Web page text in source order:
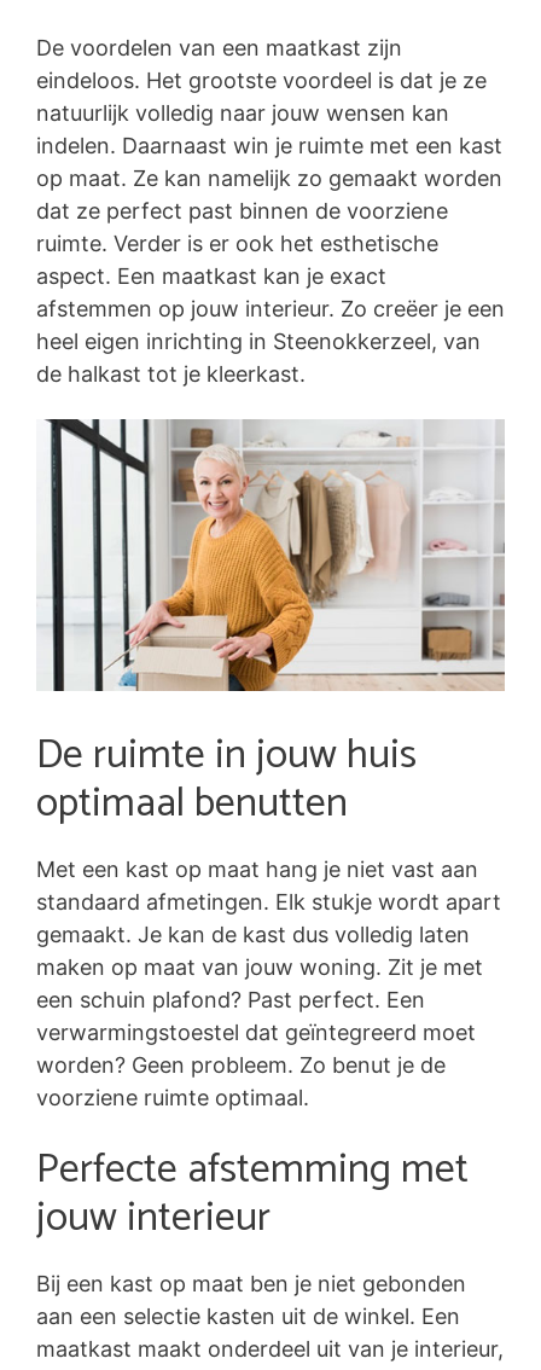
De voordelen van een maatkast zijn
eindeloos. Het grootste voordeel is dat je ze
natuurlijk volledig naar jouw wensen kan
indelen. Daarnaast win je ruimte met een kast
op maat. Ze kan namelijk zo gemaakt worden
dat ze perfect past binnen de voorziene
ruimte. Verder is er ook het esthetische
aspect. Een maatkast kan je exact
afstemmen op jouw interieur. Zo creëer je een
heel eigen inrichting in Steenokkerzeel, van
de halkast tot je kleerkast.
De ruimte in jouw huis
optimaal benutten
Met een kast op maat hang je niet vast aan
standaard afmetingen. Elk stukje wordt apart
gemaakt. Je kan de kast dus volledig laten
maken op maat van jouw woning. Zit je met
een schuin plafond? Past perfect. Een
verwarmingstoestel dat geïntegreerd moet
worden? Geen probleem. Zo benut je de
voorziene ruimte optimaal.
Perfecte afstemming met
jouw interieur
Bij een kast op maat ben je niet gebonden
aan een selectie kasten uit de winkel. Een
maatkast maakt onderdeel uit van je interieur,